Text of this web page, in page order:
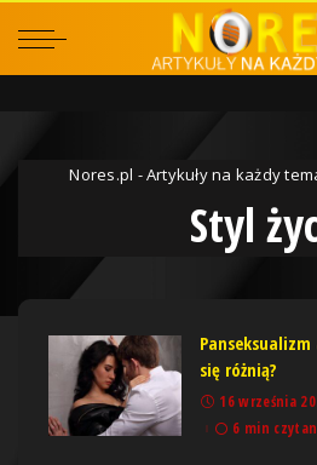
Nores.pl - Artykuły na każdy
Styl
się różnią?
16 września
6 min